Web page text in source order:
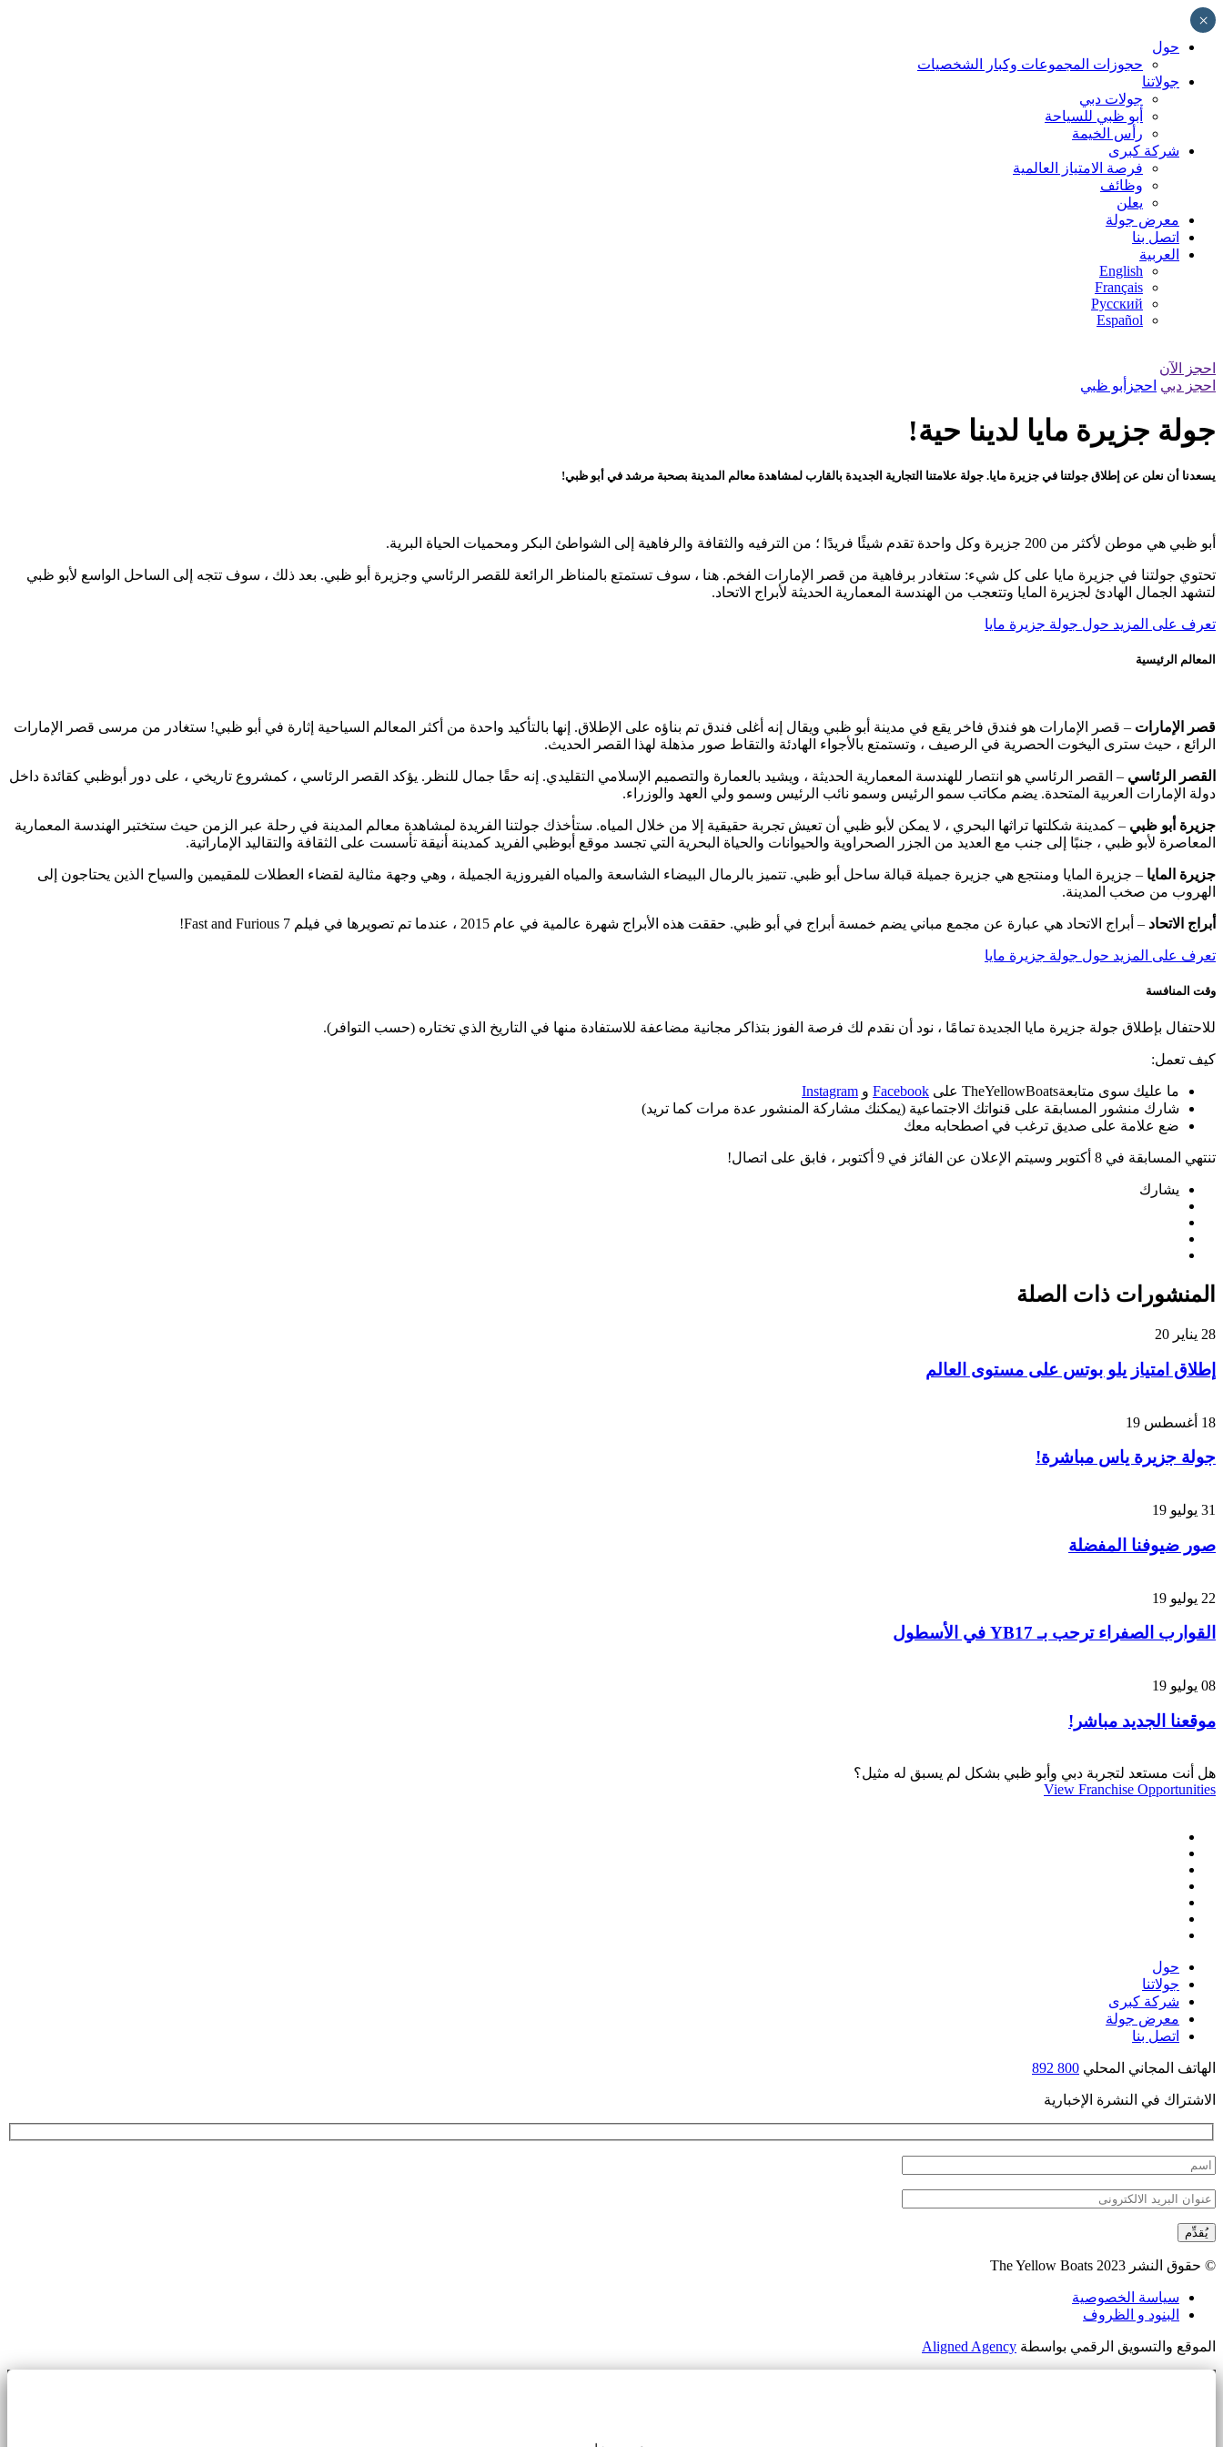
Skip
to
contentحول
حجوزات المجموعات وكبار الشخصيات
جولاتنا
جولات دبي
أبو ظبي للسياحة
رأس الخيمة
شركة كبرى
فرصة الامتياز العالمية
وظائف
يعلن
معرض جولة
اتصل بنا
العربية
English
Français
Русский
Español
احجز الآن
احجز دبي احجزأبو ظبي
جولة جزيرة مايا لدينا حية!
يسعدنا أن نعلن عن إطلاق جولتنا في جزيرة مايا. جولة علامتنا التجارية الجديدة بالقارب لمشاهدة معالم المدينة بصحبة مرشد في أبو ظبي!
أبو ظبي هي موطن لأكثر من 200 جزيرة وكل واحدة تقدم شيئًا فريدًا ؛ من الترفيه والثقافة والرفاهية إلى الشواطئ البكر ومحميات الحياة البرية.
تحتوي جولتنا في جزيرة مايا على كل شيء: ستغادر برفاهية من قصر الإمارات الفخم. هنا ، سوف تستمتع بالمناظر الرائعة للقصر الرئاسي وجزيرة أبو ظبي. بعد ذلك ، سوف تتجه إلى الساحل الواسع لأبو ظبي
لتشهد الجمال الهادئ لجزيرة المايا وتتعجب من الهندسة المعمارية الحديثة لأبراج الاتحاد.
تعرف على المزيد حول جولة جزيرة مايا
المعالم الرئيسية
قصر الإمارات – قصر الإمارات هو فندق فاخر يقع في مدينة أبو ظبي ويقال إنه أغلى فندق تم بناؤه على الإطلاق. إنها بالتأكيد واحدة من أكثر المعالم السياحية إثارة في أبو ظبي! ستغادر من مرسى قصر الإمارات
الرائع ، حيث سترى اليخوت الحصرية في الرصيف ، وتستمتع بالأجواء الهادئة والتقاط صور مذهلة لهذا القصر الحديث.
القصر الرئاسي – القصر الرئاسي هو انتصار للهندسة المعمارية الحديثة ، ويشيد بالعمارة والتصميم الإسلامي التقليدي. إنه حقًا جمال للنظر. يؤكد القصر الرئاسي ، كمشروع تاريخي ، على دور أبوظبي كقائدة داخل
دولة الإمارات العربية المتحدة. يضم مكاتب سمو الرئيس وسمو نائب الرئيس وسمو ولي العهد والوزراء.
جزيرة أبو ظبي – كمدينة شكلتها تراثها البحري ، لا يمكن لأبو ظبي أن تعيش تجربة حقيقية إلا من خلال المياه. ستأخذك جولتنا الفريدة لمشاهدة معالم المدينة في رحلة عبر الزمن حيث ستختبر الهندسة المعمارية
المعاصرة لأبو ظبي ، جنبًا إلى جنب مع العديد من الجزر الصحراوية والحيوانات والحياة البحرية التي تجسد موقع أبوظبي الفريد كمدينة أنيقة تأسست على الثقافة والتقاليد الإماراتية.
جزيرة المايا – جزيرة المايا ومنتجع هي جزيرة جميلة قبالة ساحل أبو ظبي. تتميز بالرمال البيضاء الشاسعة والمياه الفيروزية الجميلة ، وهي وجهة مثالية لقضاء العطلات للمقيمين والسياح الذين يحتاجون إلى
الهروب من صخب المدينة.
أبراج الاتحاد – أبراج الاتحاد هي عبارة عن مجمع مباني يضم خمسة أبراج في أبو ظبي. حققت هذه الأبراج شهرة عالمية في عام 2015 ، عندما تم تصويرها في فيلم Fast and Furious 7!
تعرف على المزيد حول جولة جزيرة مايا
وقت المنافسة
للاحتفال بإطلاق جولة جزيرة مايا الجديدة تمامًا ، نود أن نقدم لك فرصة الفوز بتذاكر مجانية مضاعفة للاستفادة منها في التاريخ الذي تختاره (حسب التوافر).
كيف تعمل:
ما عليك سوى متابعةTheYellowBoats على Facebook و Instagram
شارك منشور المسابقة على قنواتك الاجتماعية (يمكنك مشاركة المنشور عدة مرات كما تريد)
ضع علامة على صديق ترغب في اصطحابه معك
تنتهي المسابقة في 8 أكتوبر وسيتم الإعلان عن الفائز في 9 أكتوبر ، فابق على اتصال!
يشارك
المنشورات ذات الصلة
28 يناير 20
إطلاق امتياز يلو بوتس على مستوى العالم
18 أغسطس 19
جولة جزيرة ياس مباشرة!
31 يوليو 19
صور ضيوفنا المفضلة
22 يوليو 19
القوارب الصفراء ترحب بـ YB17 في الأسطول
08 يوليو 19
موقعنا الجديد مباشر!
هل أنت مستعد لتجربة دبي وأبو ظبي بشكل لم يسبق له مثيل؟
View Franchise Opportunities
حول
جولاتنا
شركة كبرى
معرض جولة
اتصل بنا
الهاتف المجاني المحلي 800 892
الاشتراك في النشرة الإخبارية
يُقدِّم
© حقوق النشر The Yellow Boats 2023
سياسة الخصوصية
البنود و الظروف
الموقع والتسويق الرقمي بواسطة Aligned Agency
×